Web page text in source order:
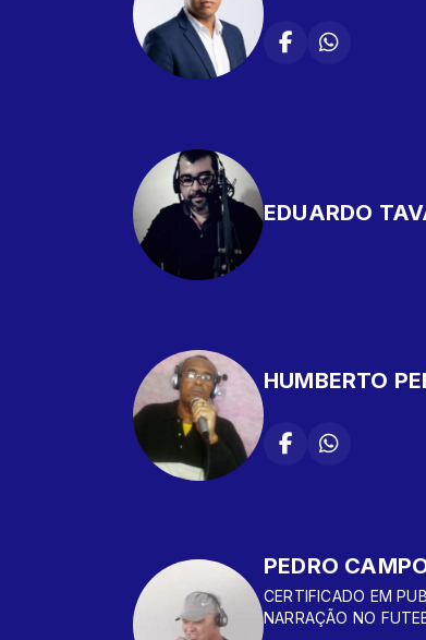
EDUARDO
HUMBERTO
PEDRO
CERTIFICADO EM
NARRAÇÃO NO